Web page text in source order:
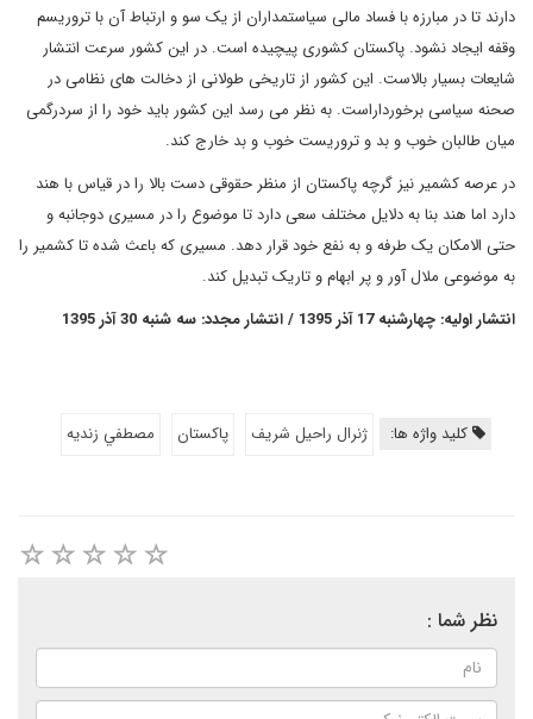
دارند تا در مبارزه با فساد مالی سیاستمداران از یک سو و ارتباط آن با تروریسم
وقفه ایجاد نشود. پاکستان کشوری پیچیده است. در این کشور سرعت انتشار
شایعات بسیار بالاست. این کشور از تاریخی طولانی از دخالت های نظامی در
صحنه سیاسی برخورداراست. به نظر می رسد این کشور باید خود را از سردرگمی
میان طالبان خوب و بد و تروریست خوب و بد خارج کند.
در عرصه کشمیر نیز گرچه پاکستان از منظر حقوقی دست بالا را در قیاس با هند
دارد اما هند بنا به دلایل مختلف سعی دارد تا موضوع را در مسیری دوجانبه و
حتی الامکان یک طرفه و به نفع خود قرار دهد. مسیری که باعث شده تا کشمیر را
به موضوعی ملال آور و پر ابهام و تاریک تبدیل کند.
انتشار اولیه: چهارشنبه 17 آذر 1395 / انتشار مجدد: سه شنبه 30 آذر 1395
کلید واژه ها: ژنرال راحیل شریف پاکستان مصطفي زنديه
نظر شما :